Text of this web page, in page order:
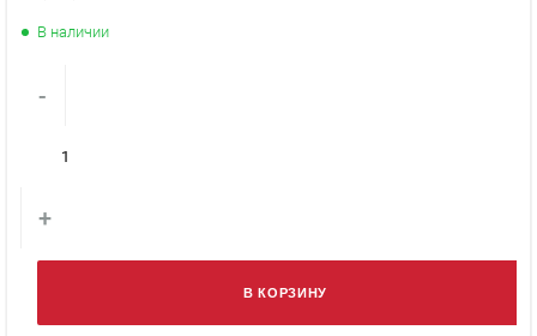
В наличии
-
+
В КОРЗИНУ